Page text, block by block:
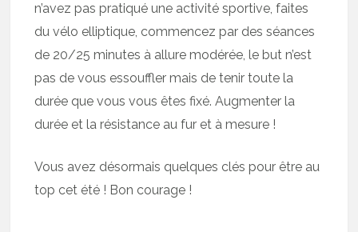
n’avez pas pratiqué une activité sportive, faites
du vélo elliptique, commencez par des séances
de 20/25 minutes à allure modérée, le but n’est
pas de vous essouffler mais de tenir toute la
durée que vous vous êtes fixé. Augmenter la
durée et la résistance au fur et à mesure !
Vous avez désormais quelques clés pour être au
top cet été ! Bon courage !